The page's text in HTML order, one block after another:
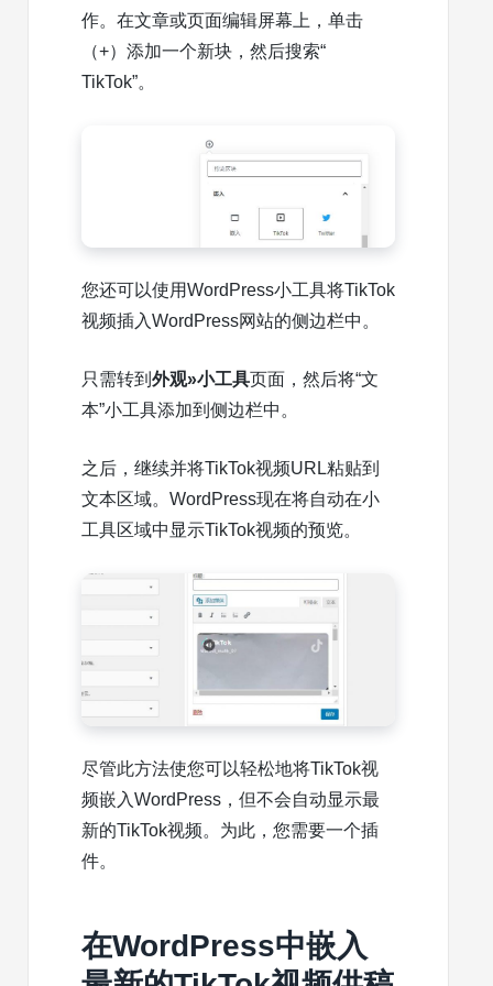
作。在文章或页面编辑屏幕上，单击
（+）添加一个新块，然后搜索“
TikTok”。
您还可以使用WordPress小工具将TikTok
视频插入WordPress网站的侧边栏中。
只需转到 外观»小工具页面，然后将“文
本”小工具添加到侧边栏中。
之后，继续并将TikTok视频URL粘贴到
文本区域。WordPress现在将自动在小
工具区域中显示TikTok视频的预览。
尽管此方法使您可以轻松地将TikTok视
频嵌入WordPress，但不会自动显示最
新的TikTok视频。为此，您需要一个插
件。
在WordPress中嵌入